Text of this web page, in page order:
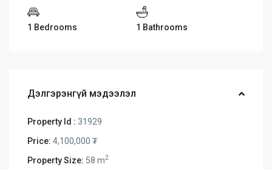
1 Bedrooms 1 Bathrooms
Дэлгэрэнгүй мэдээлэл
Property Id : 31929
Price: 4,100,000 ₮
Property Size: 58 m2